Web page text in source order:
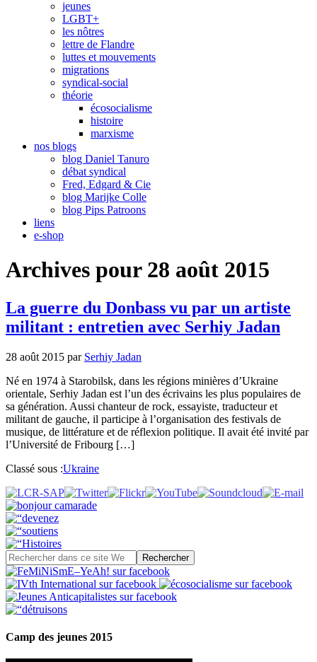
jeunes
LGBT+
les nôtres
lettre de Flandre
luttes et mouvements
migrations
syndical-social
théorie
écosocialisme
histoire
marxisme
nos blogs
blog Daniel Tanuro
débat syndical
Fred, Edgard & Cie
blog Marijke Colle
blog Pips Patroons
liens
e-shop
Archives pour 28 août 2015
La guerre du Donbass vu par un artiste
militant : entretien avec Serhiy Jadan
28 août 2015 par Serhiy Jadan
Né en 1974 à Starobilsk, dans les régions minières d’Ukraine
orientale, Serhiy Jadan est l’un des écrivains les plus populaires de
sa génération. Aussi chanteur de rock, essayiste, traducteur et
militant de gauche, il participe à l’organisation des festivals de
musique, de littérature et de réflexion politique. Il avait été invité par
l’Université de Fribourg […]
Classé sous :Ukraine
Camp des jeunes 2015